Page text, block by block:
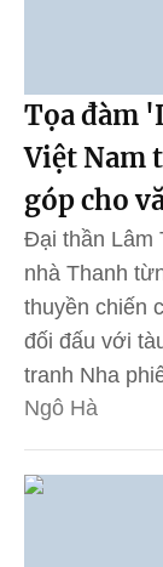
Tọa đàm
Việt Nam
góp cho
Đại thần Lâm
nhà Thanh
thuyền chiến
đối đấu với
tranh Nha
Ngô Hà